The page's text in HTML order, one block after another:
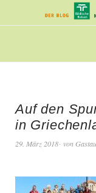
Auf den
in
29. März 2018 von